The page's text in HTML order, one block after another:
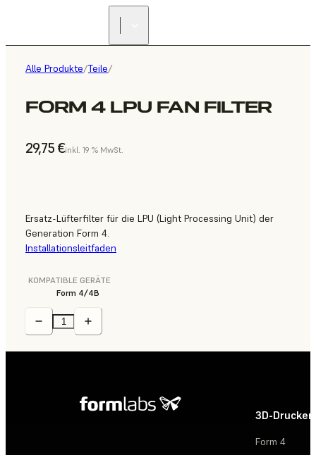
Alle Produkte/Teile/
FORM 4 LPU FAN FILTER
29,75 €inkl. 19 % MwSt.
Ersatz-Lüfterfilter für die LPU (Light Processing Unit) der
Generation Form 4.
Installationsleitfaden
KOMPATIBLE GERÄTE
Form 4/4B
3D-Drucker
Form 4